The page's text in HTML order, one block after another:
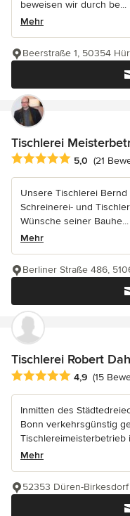
beweisen wir durch be...
Mehr
Beerstraße 1, 50354
Tischlerei
Durchschnittliche
5,0 (21
Unsere Tischlerei
Schreinerei- und
Wünsche seiner Bauhe...
Mehr
Berliner Straße 486,
Tischlerei Robert
Durchschnittliche
4,9 (15
Inmitten des
Bonn verkehrsgünstig
Tischlereimeisterbetrieb
Mehr
52353 Düren-Birkesdorf